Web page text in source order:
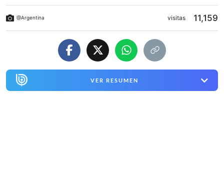
@Argentina visitas 11,159
VER RESUMEN